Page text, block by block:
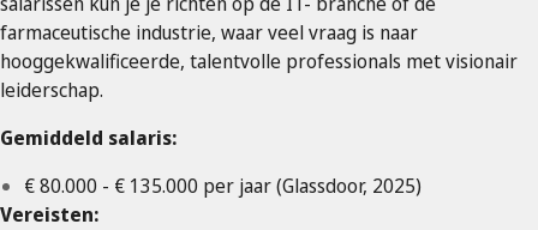
farmaceutische industrie, waar veel vraag is naar
hooggekwalificeerde, talentvolle professionals met visionair
leiderschap.
Gemiddeld salaris:
€ 80.000 - € 135.000 per jaar (Glassdoor, 2025)
Vereisten: